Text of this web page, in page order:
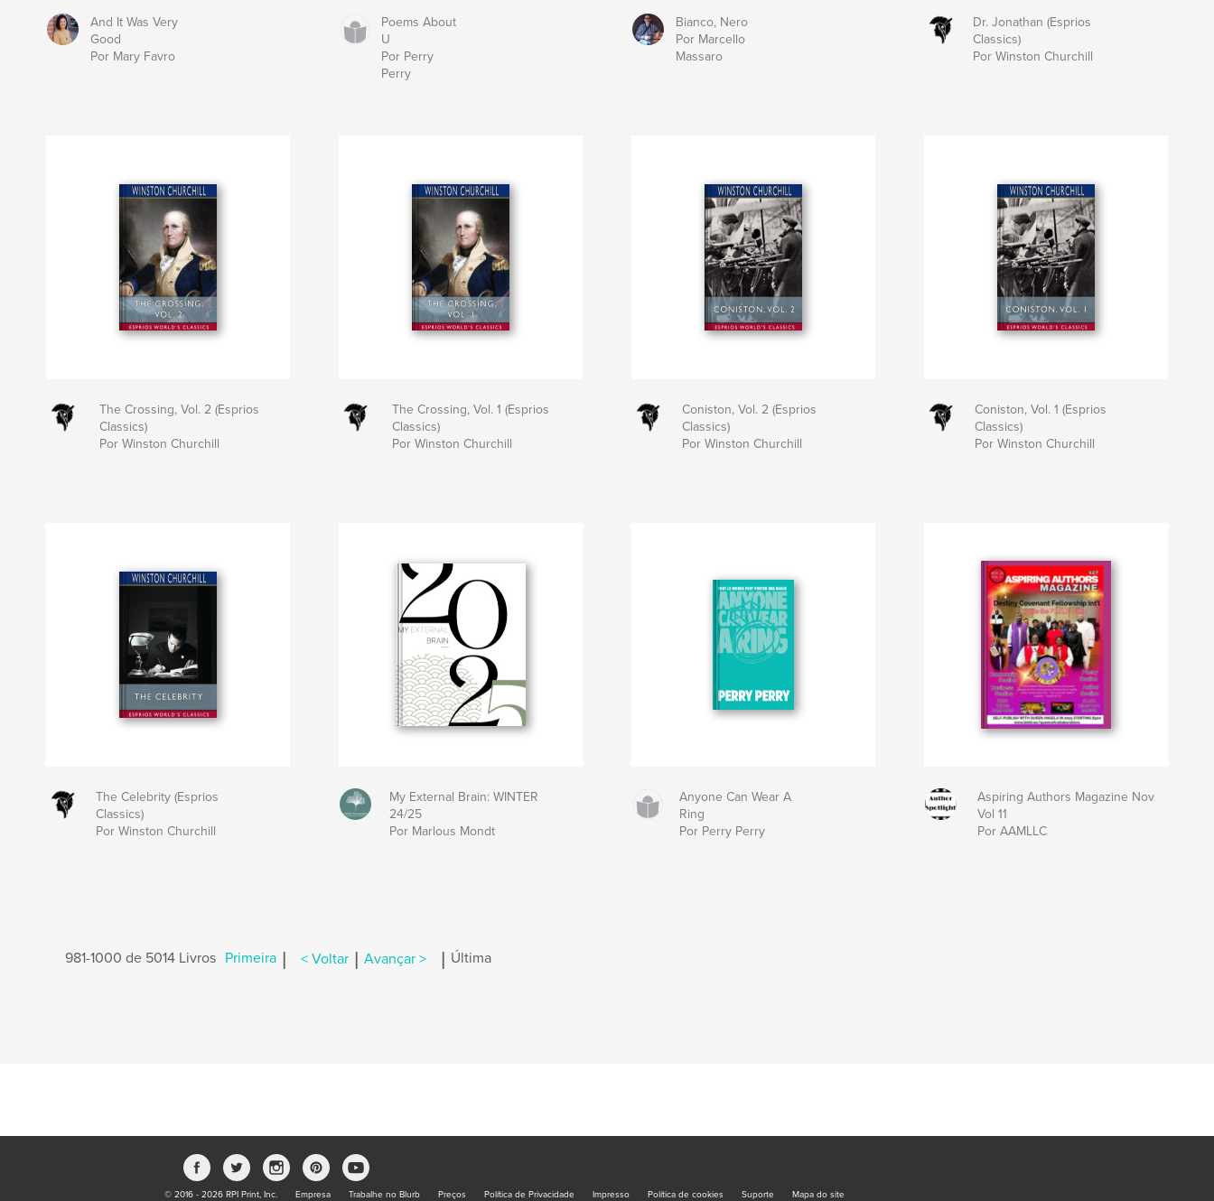
And It Was Very
Good
Por Mary Favro
Poems About
U
Por Perry
Perry
Bianco, Nero
Por Marcello
Massaro
Dr. Jonathan (Esprios
Classics)
Por Winston Churchill
The Crossing, Vol. 2 (Esprios
Classics)
Por Winston Churchill
The Crossing, Vol. 1 (Esprios
Classics)
Por Winston Churchill
Coniston, Vol. 2 (Esprios
Classics)
Por Winston Churchill
Coniston, Vol. 1 (Esprios
Classics)
Por Winston Churchill
The Celebrity (Esprios
Classics)
Por Winston Churchill
My External Brain: WINTER
24/25
Por Marlous Mondt
Anyone Can Wear A
Ring
Por Perry Perry
Aspiring Authors Magazine Nov
Vol 11
Por AAMLLC
981-1000 de 5014 Livros Primeira < Voltar Avançar > Última
© 2016 - 2026 RPI Print, Inc. Empresa Trabalhe no Blurb Preços Política de Privacidade Impresso Política de cookies Suporte Mapa do site